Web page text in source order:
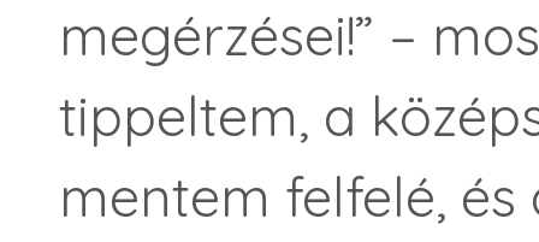
megérzései!” –
tippeltem, a
mentem felfelé,